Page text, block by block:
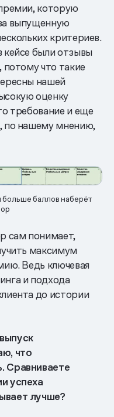
которую
выпущенную
критериев.
были отзывы
потому что такие
нашей
оценку
требование и еще
по нашему мнению,
баллов наберёт
сам понимает,
максимум
Ведь ключевая
и подхода
до истории
что
Сравниваете
успеха
лучше?